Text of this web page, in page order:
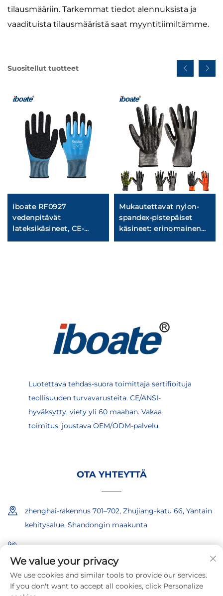
tilausmääriin. Tarkemmat tiedot alennuksista ja
vaadituista tilausmääristä saat myyntitiimiltämme.
Suositellut tuotteet
iboate RF0927
vedenpitävät
lateksikäsineet, CE-
merkitty, EN388-
Mukautettavat nylon-
spandex-pistepäiset
käsineet: erinomainen
otteeseen, joustavuus ja
Luotettava tehdas-suora toimittaja sertifioituja
teollisuuden turvavarusteita. CE/ANSI-
hyväksytty, viety yli 60 maahan. Vakaa
toimitus, joustava OEM/ODM-palvelu.
OTA YHTEYTTÄ
zhenghai-rakennus 701–702, Zhujiang-katu 66, Yantain
kehitysalue, Shandongin maakunta
+86-18865557722
+86-18865522722
[email protected]
We value your privacy
We use cookies and similar tools to provide our services.
If you don't want to accept all cookies, click Personalize